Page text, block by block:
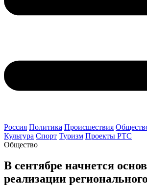
Россия Политика Происшествия
Культура Спорт Туризм Проекты РТС
Общество
В сентябре начнется
реализации